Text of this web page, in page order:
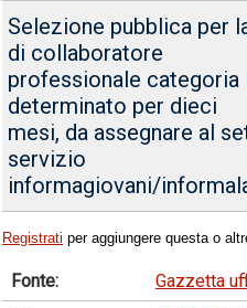
Selezione pubblica per
di collaboratore
professionale categoria
determinato per dieci
mesi, da assegnare al
servizio
informagiovani/
Registrati per aggiungere questa o
Fonte:
Gazzetta